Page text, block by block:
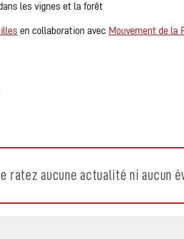
les vignes et la forêt
en collaboration avec Mouvement de la
ratez aucune actualité ni aucun